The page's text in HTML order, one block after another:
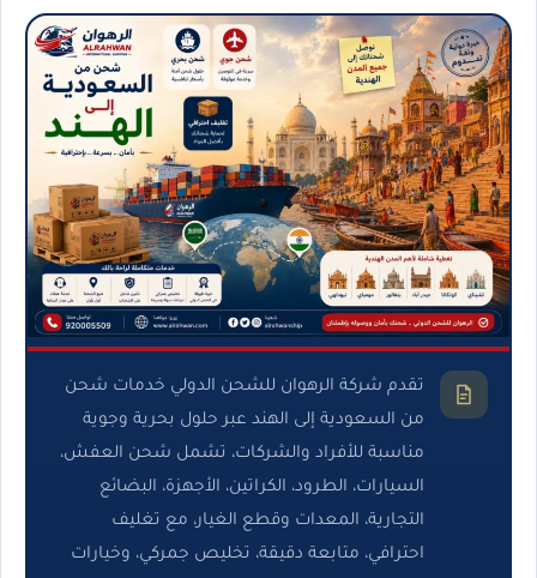
تقدم شركة الرهوان للشحن الدولي خدمات شحن
من السعودية إلى الهند عبر حلول بحرية وجوية
مناسبة للأفراد والشركات، تشمل شحن العفش،
السيارات، الطرود، الكراتين، الأجهزة، البضائع
التجارية، المعدات وقطع الغيار، مع تغليف
احترافي، متابعة دقيقة، تخليص جمركي، وخيارات